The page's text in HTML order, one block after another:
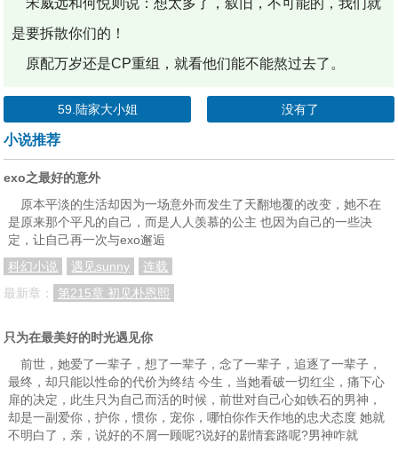
是要拆散你们的！
原配万岁还是CP重组，就看他们能不能熬过去了。
59.陆家大小姐 没有了
小说推荐
exo之最好的意外
原本平淡的生活却因为一场意外而发生了天翻地覆的改变，她不在
是原来那个平凡的自己，而是人人羡慕的公主 也因为自己的一些决
定，让自己再一次与exo邂逅
科幻小说
遇见sunny
连载
最新章：
第215章 初见朴恩熙
只为在最美好的时光遇见你
前世，她爱了一辈子，想了一辈子，念了一辈子，追逐了一辈子，
最终，却只能以性命的代价为终结 今生，当她看破一切红尘，痛下心
扉的决定，此生只为自己而活的时候，前世对自己心如铁石的男神，
却是一副爱你，护你，惯你，宠你，哪怕你作天作地的忠犬态度 她就
不明白了，亲，说好的不屑一顾呢?说好的剧情套路呢?男神咋就